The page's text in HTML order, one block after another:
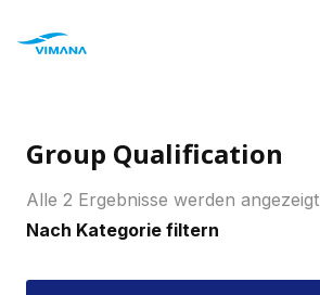
Group Qualification
Alle 2 Ergebnisse werden angezeigt
Nach Kategorie filtern